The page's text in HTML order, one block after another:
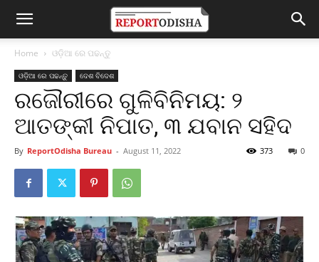
Home ଓଡ଼ିଆ ରେ ପଢନ୍ତୁ
ଓଡ଼ିଆ ରେ ପଢନ୍ତୁ ଦେଶ ବିଦେଶ
ରଜୌରୀରେ ଗୁଳିବିନିମୟ: ୨
ଆତଙ୍କୀ ନିପାତ, ୩ ଯବାନ ସହିଦ
By ReportOdisha Bureau - August 11, 2022 0
373